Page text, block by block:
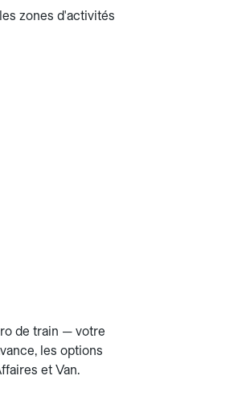
zones d'activités
de train — votre
les options
et Van.